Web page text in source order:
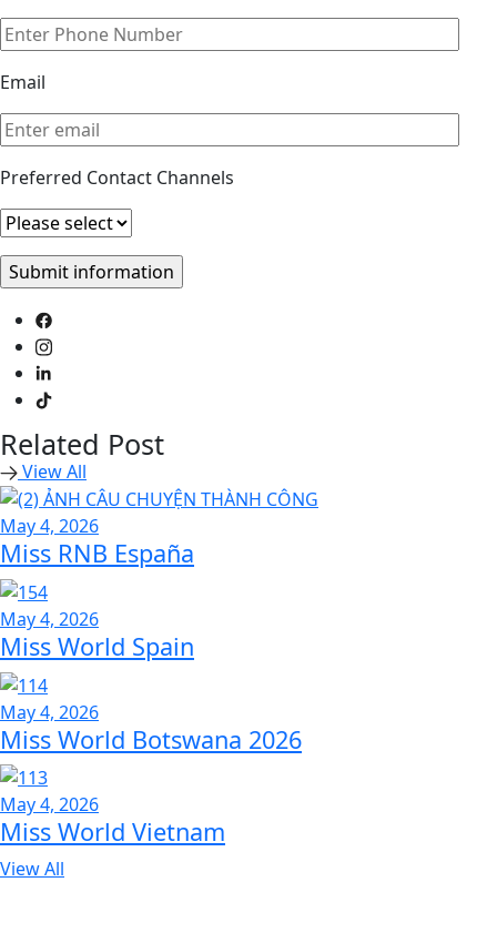
Email
Preferred Contact Channels
Related Post
View All
May 4, 2026
Miss RNB España
May 4, 2026
Miss World Spain
May 4, 2026
Miss World Botswana 2026
May 4, 2026
Miss World Vietnam
View All